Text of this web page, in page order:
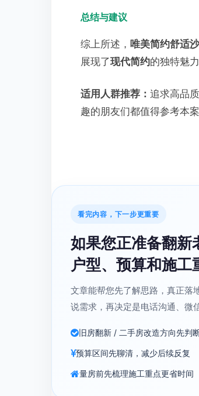
总结与建议
综上所述， 唯美简约舒适
展现了现代简约的独特魅
适用人群推荐： 追求高品
趣的朋友们都值得参考本
看完内容，下一步更重要
如果您正准备翻新
户型、预算和施工
文章能帮您先了解思路，真正落
说需求，再决定是电话沟通、微
旧房翻新 / 二手房改造方向先判
预算区间先聊清，减少后续反复
量房前先梳理施工重点更省时间